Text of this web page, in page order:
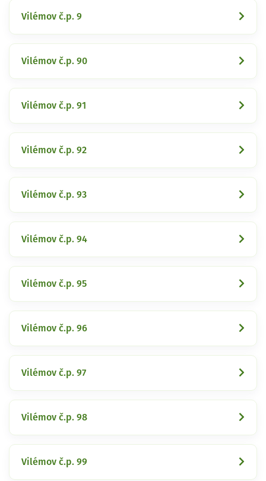
Vilémov č.p. 9
Vilémov č.p. 90
Vilémov č.p. 91
Vilémov č.p. 92
Vilémov č.p. 93
Vilémov č.p. 94
Vilémov č.p. 95
Vilémov č.p. 96
Vilémov č.p. 97
Vilémov č.p. 98
Vilémov č.p. 99